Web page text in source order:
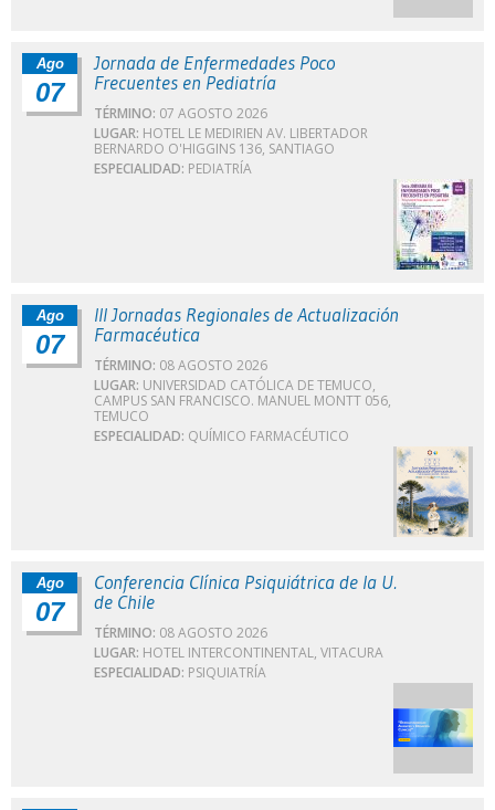
Ago
07
Jornada de Enfermedades Poco
Frecuentes en Pediatría
TÉRMINO: 07 AGOSTO 2026
LUGAR: HOTEL LE MEDIRIEN AV. LIBERTADOR
BERNARDO O'HIGGINS 136, SANTIAGO
ESPECIALIDAD: PEDIATRÍA
Ago
07
III Jornadas Regionales de Actualización
Farmacéutica
TÉRMINO: 08 AGOSTO 2026
LUGAR: UNIVERSIDAD CATÓLICA DE TEMUCO,
CAMPUS SAN FRANCISCO. MANUEL MONTT 056,
TEMUCO
ESPECIALIDAD: QUÍMICO FARMACÉUTICO
Ago
07
Conferencia Clínica Psiquiátrica de la U.
de Chile
TÉRMINO: 08 AGOSTO 2026
LUGAR: HOTEL INTERCONTINENTAL, VITACURA
ESPECIALIDAD: PSIQUIATRÍA